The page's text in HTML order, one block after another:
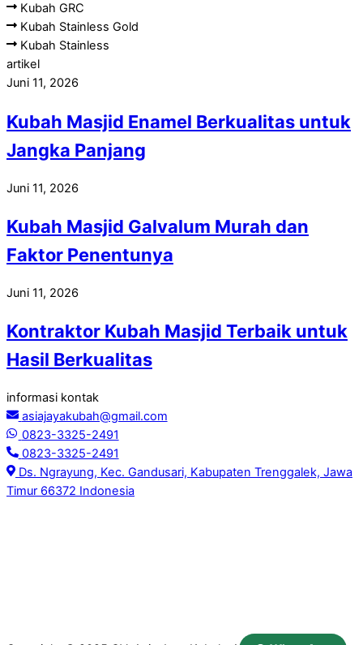
Kubah GRC
Kubah Stainless Gold
Kubah Stainless
artikel
Juni 11, 2026
Kubah Masjid Enamel Berkualitas untuk
Jangka Panjang
Juni 11, 2026
Kubah Masjid Galvalum Murah dan
Faktor Penentunya
Juni 11, 2026
Kontraktor Kubah Masjid Terbaik untuk
Hasil Berkualitas
informasi kontak
asiajayakubah@gmail.com
0823-3325-2491
0823-3325-2491
Ds. Ngrayung, Kec. Gandusari, Kabupaten Trenggalek, Jawa
Timur 66372 Indonesia